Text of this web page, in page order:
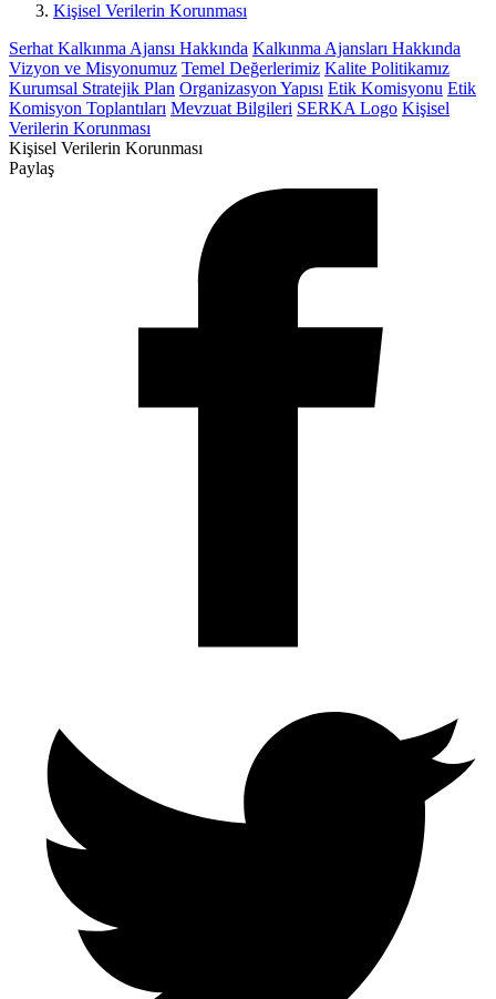
Kişisel Verilerin Korunması
Serhat Kalkınma Ajansı Hakkında Kalkınma Ajansları Hakkında
Vizyon ve Misyonumuz Temel Değerlerimiz Kalite Politikamız
Kurumsal Stratejik Plan Organizasyon Yapısı Etik Komisyonu Etik
Komisyon Toplantıları Mevzuat Bilgileri SERKA Logo Kişisel
Verilerin Korunması
Kişisel Verilerin Korunması
Paylaş